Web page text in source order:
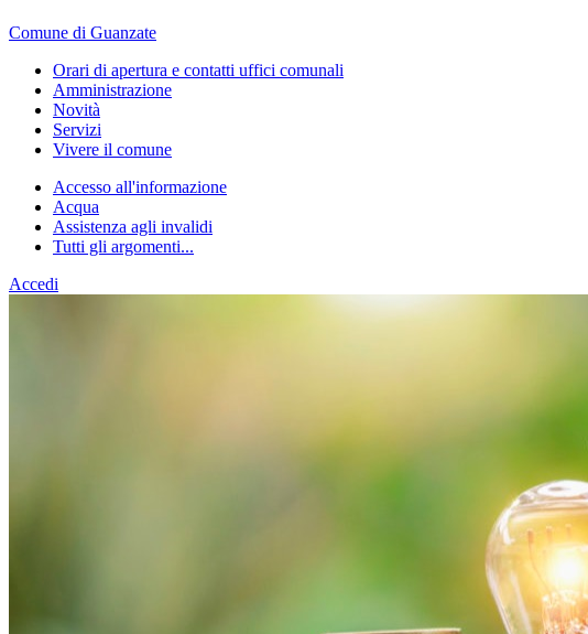
Comune di Guanzate
Orari di apertura e contatti uffici comunali
Amministrazione
Novità
Servizi
Vivere il comune
Accesso all'informazione
Acqua
Assistenza agli invalidi
Tutti gli argomenti...
Accedi